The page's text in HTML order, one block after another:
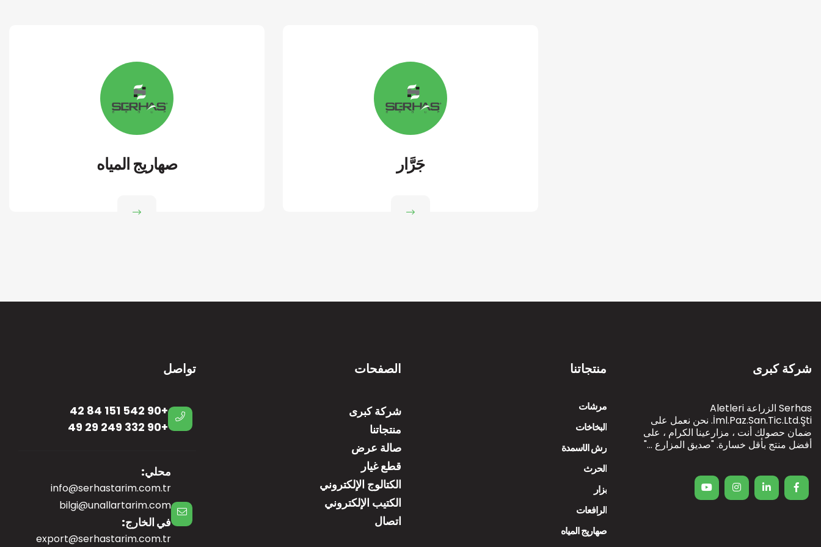
صهاريج المياه جَرَّار
شركة كبرى
Serhas الزراعة Aletleri
İml.Paz.San.Tic.Ltd.Şti. نحن نعمل على
ضمان حصولك أنت ، مزارعينا الكرام ، على
أفضل منتج بأقل خسارة. "صديق المزارع ..."
منتجاتنا
مرشات
البخاخات
رش الأسمدة
الحرث
بزار
الرافعات
صهاريج المياه
الصفحات
شركة كبرى
منتجاتنا
صالة عرض
قطع غيار
الكتالوج الإلكتروني
الكتيب الإلكتروني
اتصال
تواصل
+90 542 151 84 42
+90 332 249 29 49
محلي:
info@serhastarim.com.tr
bilgi@unallartarim.com
في الخارج:
export@serhastarim.com.tr